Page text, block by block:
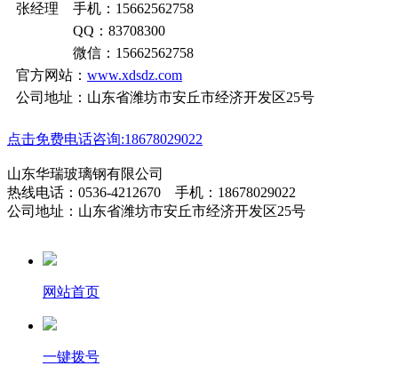
张经理 手机：15662562758
QQ：83708300
微信：15662562758
官方网站： www.xdsdz.com
公司地址：山东省潍坊市安丘市经济开发区25号
点击免费电话咨询:18678029022
山东华瑞玻璃钢有限公司
热线电话：0536-4212670 手机：18678029022
公司地址：山东省潍坊市安丘市经济开发区25号
网站首页
一键拨号